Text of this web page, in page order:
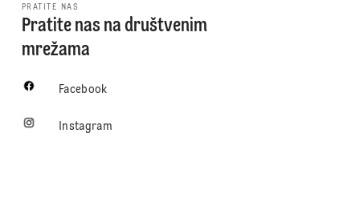
PRATITE NAS
Pratite nas na društvenim
mrežama
Facebook
Instagram